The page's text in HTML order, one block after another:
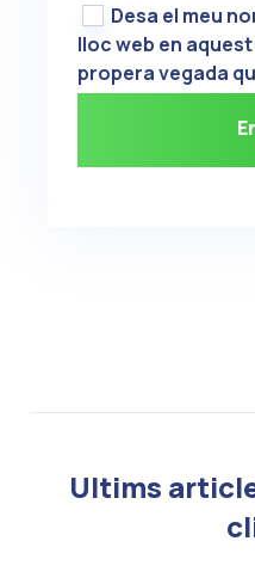
Desa el meu
lloc web en
propera vegada
Ultims